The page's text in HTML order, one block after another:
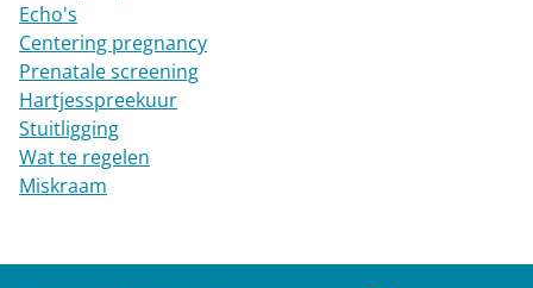
Echo's
Centering pregnancy
Prenatale screening
Hartjesspreekuur
Stuitligging
Wat te regelen
Miskraam